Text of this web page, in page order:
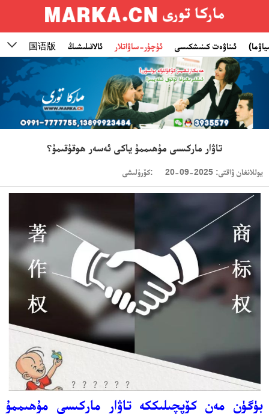
 ئىناۋەت كىنىشكىسى ئۇچۇر-ساۋاتلار ئالاقىلىشىڭ 国语版
تاۋار ماركىسى مۇھىممۇ ياكى ئەسەر ھوقۇقىمۇ؟
يوللانغان ۋاقتى: 2025-09-20 كۆرۈلىشى:
بۈگۈن مەن كۆپچىلىككە تاۋار ماركىسى مۇھىممۇ